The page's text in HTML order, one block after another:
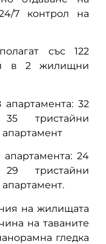
7 контрол на
със 122
в 2 жилищни
32
35 тристайни
апартамент
24
29 тристайни
на жилищата
на таваните
гледка